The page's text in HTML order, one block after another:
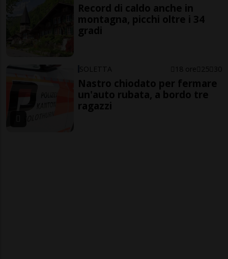
Record di caldo anche in
montagna, picchi oltre i 34
gradi
SOLETTA 18 ore 25 30
Nastro chiodato per fermare
un'auto rubata, a bordo tre
ragazzi